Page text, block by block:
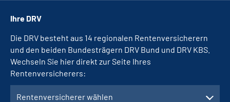
Ihre DRV
Die DRV besteht aus 14 regionalen Rentenversicherern
und den beiden Bundesträgern DRV Bund und DRV KBS.
Wechseln Sie hier direkt zur Seite Ihres
Rentenversicherers:
Rentenversicherer wählen